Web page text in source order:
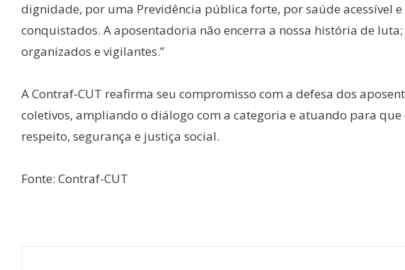
dignidade, por uma Previdência pública forte, por saúde acessível
conquistados. A aposentadoria não encerra a nossa história de
organizados e vigilantes.”
A Contraf-CUT reafirma seu compromisso com a defesa dos
coletivos, ampliando o diálogo com a categoria e atuando para que
respeito, segurança e justiça social.
Fonte: Contraf-CUT